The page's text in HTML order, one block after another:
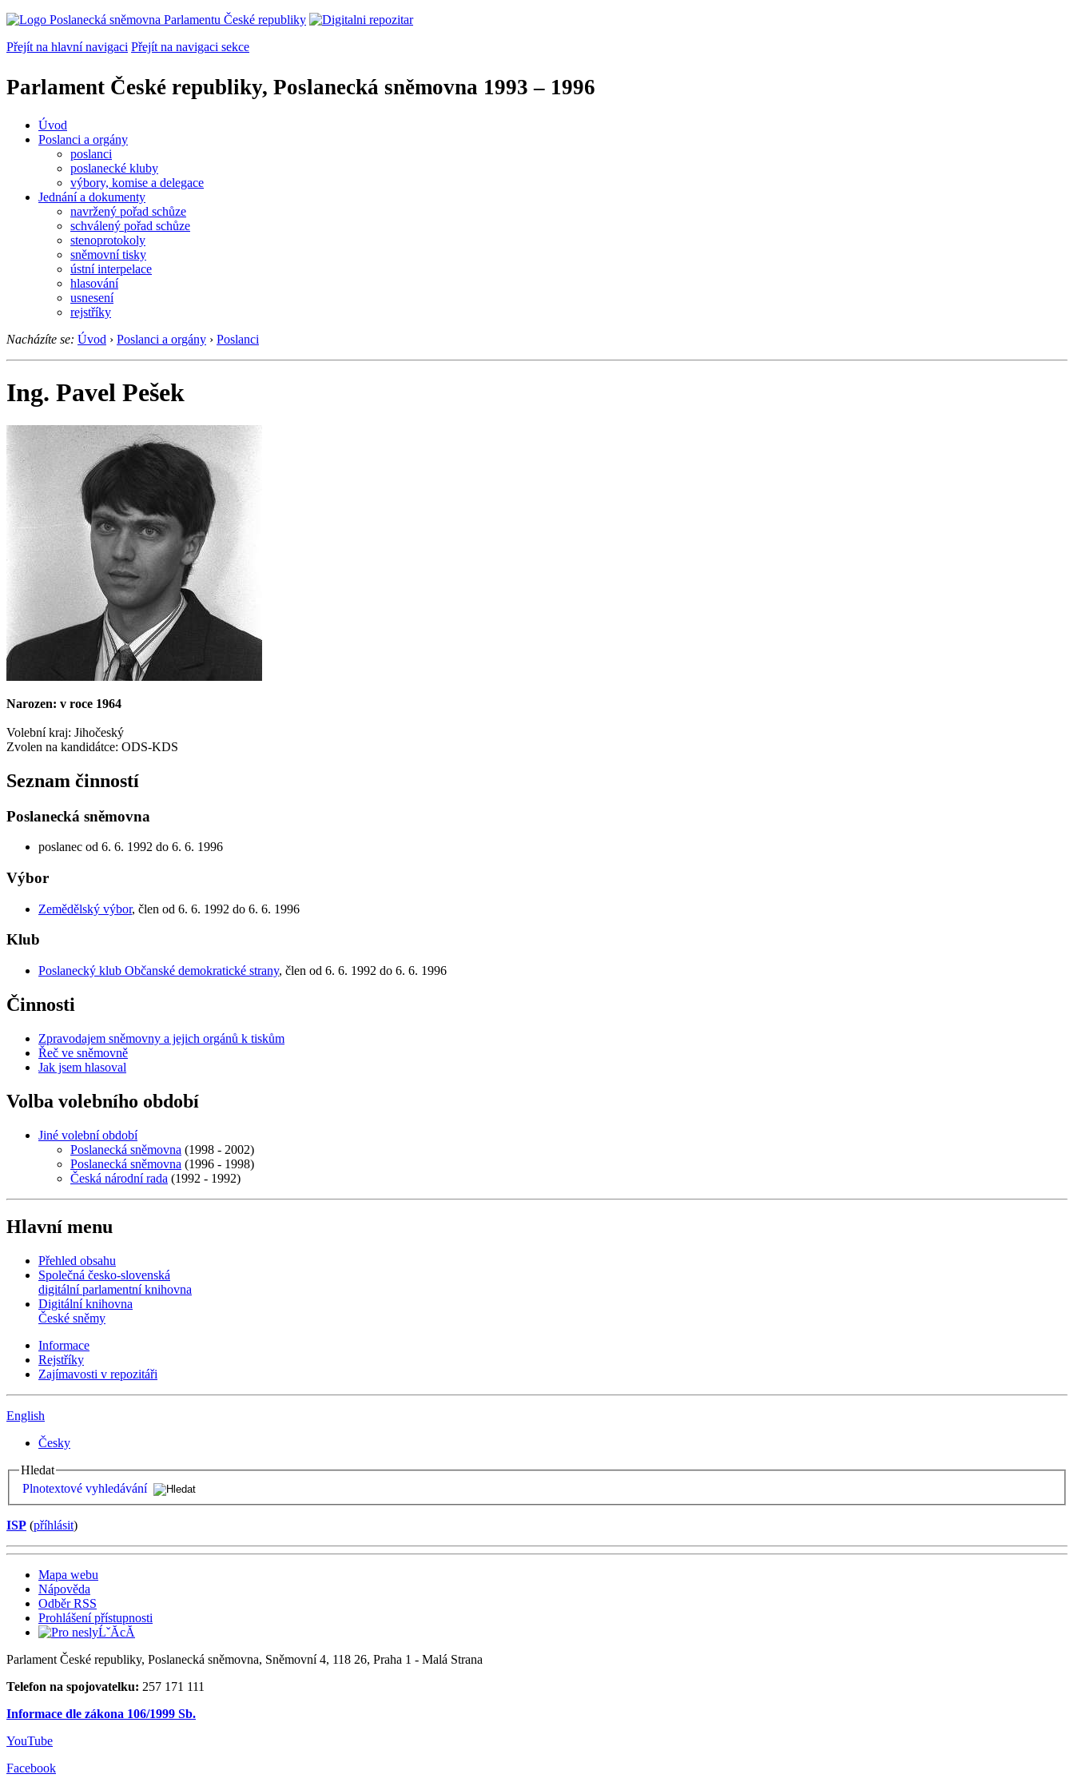
Přejít na hlavní navigaci Přejít na navigaci sekce
Parlament České republiky, Poslanecká sněmovna 1993 – 1996
Úvod
Poslanci a orgány
poslanci
poslanecké kluby
výbory, komise a delegace
Jednání a dokumenty
navržený pořad schůze
schválený pořad schůze
stenoprotokoly
sněmovní tisky
ústní interpelace
hlasování
usnesení
rejstříky
Nacházíte se: Úvod › Poslanci a orgány › Poslanci
Ing. Pavel Pešek
Narozen: v roce 1964
Volební kraj: Jihočeský
Zvolen na kandidátce: ODS-KDS
Seznam činností
Poslanecká sněmovna
poslanec od 6. 6. 1992 do 6. 6. 1996
Výbor
Zemědělský výbor, člen od 6. 6. 1992 do 6. 6. 1996
Klub
Poslanecký klub Občanské demokratické strany, člen od 6. 6. 1992 do 6. 6. 1996
Činnosti
Zpravodajem sněmovny a jejich orgánů k tiskům
Řeč ve sněmovně
Jak jsem hlasoval
Volba volebního období
Jiné volební období
Poslanecká sněmovna (1998 - 2002)
Poslanecká sněmovna (1996 - 1998)
Česká národní rada (1992 - 1992)
Hlavní menu
Přehled obsahu
Společná česko-slovenská
digitální parlamentní knihovna
Digitální knihovna
České sněmy
Informace
Rejstříky
Zajímavosti v repozitáři
English
Česky
Hledat
Plnotextové vyhledávání
ISP (příhlásit)
Mapa webu
Nápověda
Odběr RSS
Prohlášení přístupnosti
Parlament České republiky, Poslanecká sněmovna, Sněmovní 4, 118 26, Praha 1 - Malá Strana
Telefon na spojovatelku: 257 171 111
Informace dle zákona 106/1999 Sb.
YouTube
Facebook